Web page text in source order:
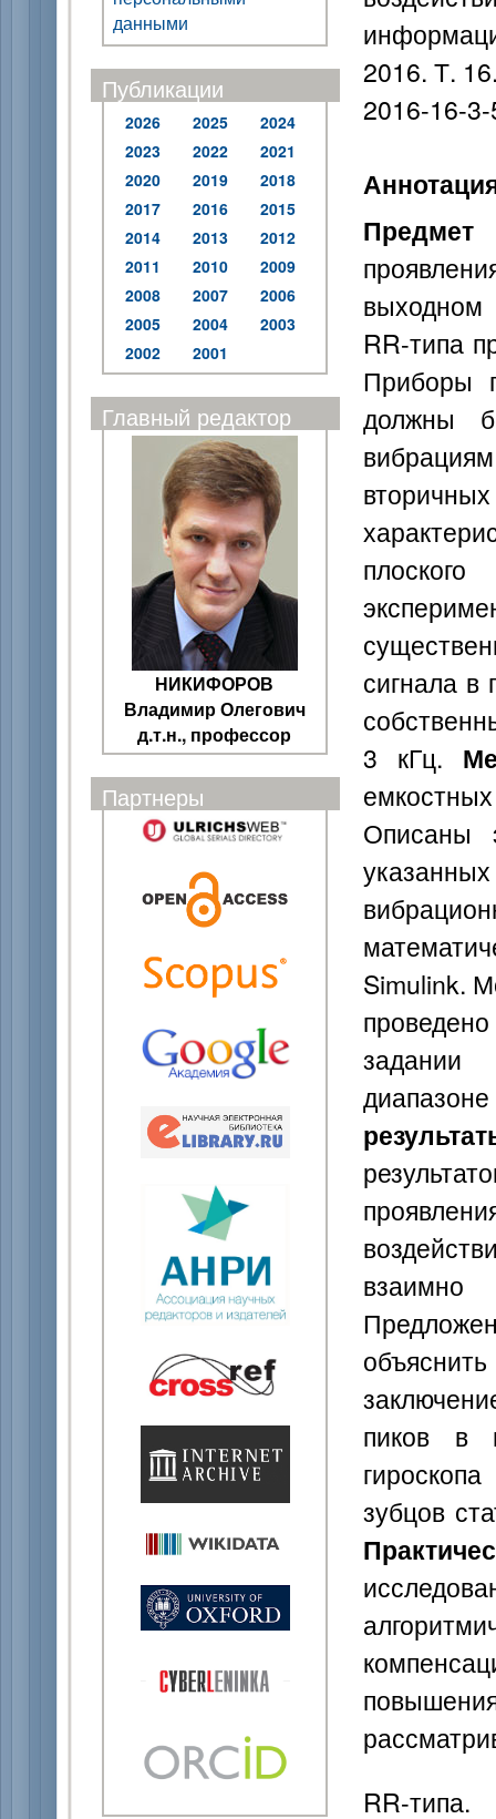
данными
Публикации
2026 2025
2024
2023
2022
2021
2020
2019
2018
2017
2016
2015
2014
2013
2012
2011
2010
2009
2008
2007
2006
2005
2004
2003
2002
2001
Главный редактор
НИКИФОРОВ
Владимир Олегович
д.т.н., профессор
Партнеры
2016. Т.
2016-16-
Предмет
выходном
RR-типа
Приборы
должны
сигнала в
3 кГц.
Описаны
Simulink.
задании
пиков в
зубцов
RR-типа.